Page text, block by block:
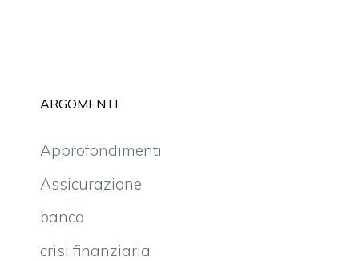
ARGOMENTI
Approfondimenti
Assicurazione
banca
crisi finanziaria